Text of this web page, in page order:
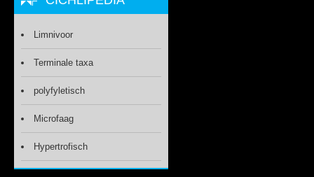
Limnivoor
Terminale taxa
polyfyletisch
Microfaag
Hypertrofisch